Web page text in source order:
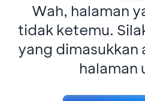
Wah, halaman
tidak ketemu.
yang dimasukkan
halaman